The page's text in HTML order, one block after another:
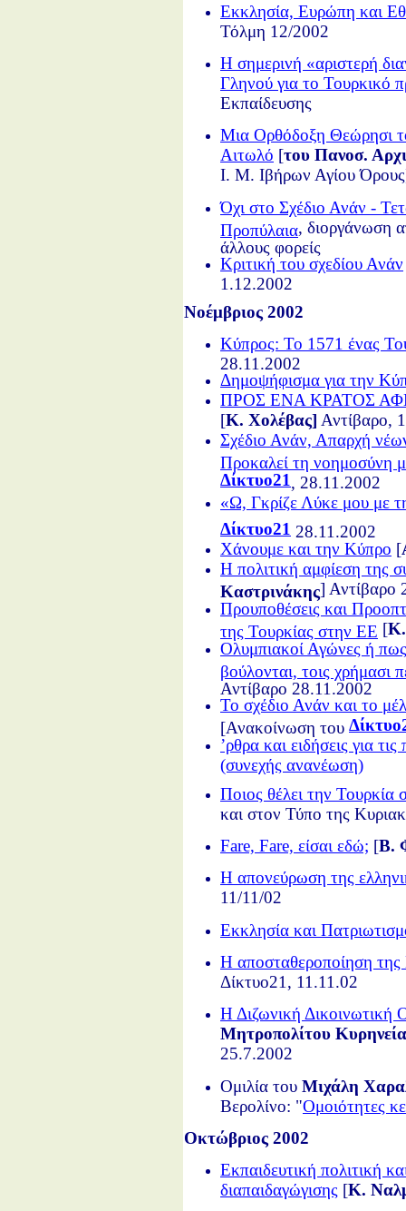
Εκκλησία, Ευρώπη και
Τόλμη 12/2002
Η σημερινή «αριστερή
Γληνού για το Τουρκικό
Εκπαίδευσης
Μια Ορθόδοξη Θεώρησι
Αιτωλό [του Πανοσ.
Ι. Μ. Ιβήρων Αγίου
Όχι στο Σχέδιο Ανάν -
Προπύλαια, διοργάνωση
άλλους φορείς
Κριτική του σχεδίου Ανάν
1.12.2002
Νοέμβριος 2002
Κύπρος: Το 1571 ένας
28.11.2002
Δημοψήφισμα για την
ΠΡΟΣ ΕΝΑ ΚΡΑΤΟΣ
[K. Χολέβας] Αντίβαρο,
Σχέδιο Ανάν, Απαρχή
Προκαλεί τη νοημοσύνη
Δίκτυο21 , 28.11.2002
«Ω, Γκρίζε Λύκε μου με
Δίκτυο21 28.11.2002
Χάνουμε και την Κύπρο [
Η πολιτική αμφίεση της
Καστρινάκης] Αντίβαρο
Προυποθέσεις και
της Τουρκίας στην ΕΕ [Κ.
Ολυμπιακοί Αγώνες ή
βούλονται, τοις χρήμασι
Αντίβαρο 28.11.2002
Το σχέδιο Ανάν και το
[Ανακοίνωση του
ʼρθρα και ειδήσεις για
(συνεχής ανανέωση)
Ποιος θέλει την
και στον Τύπο της
Fare, Fare, είσαι εδώ; [Β.
Η απονεύρωση της
11/11/02
Εκκλησία και
Η αποσταθεροποίηση
Δίκτυο21, 11.11.02
Η Διζωνική Δικοινωτική
Μητροπολίτου
25.7.2002
Ομιλία του Μιχάλη
Βερολίνο: "Ομοιότητες
Οκτώβριος 2002
Εκπαιδευτική πολιτική
διαπαιδαγώγισης [Κ.